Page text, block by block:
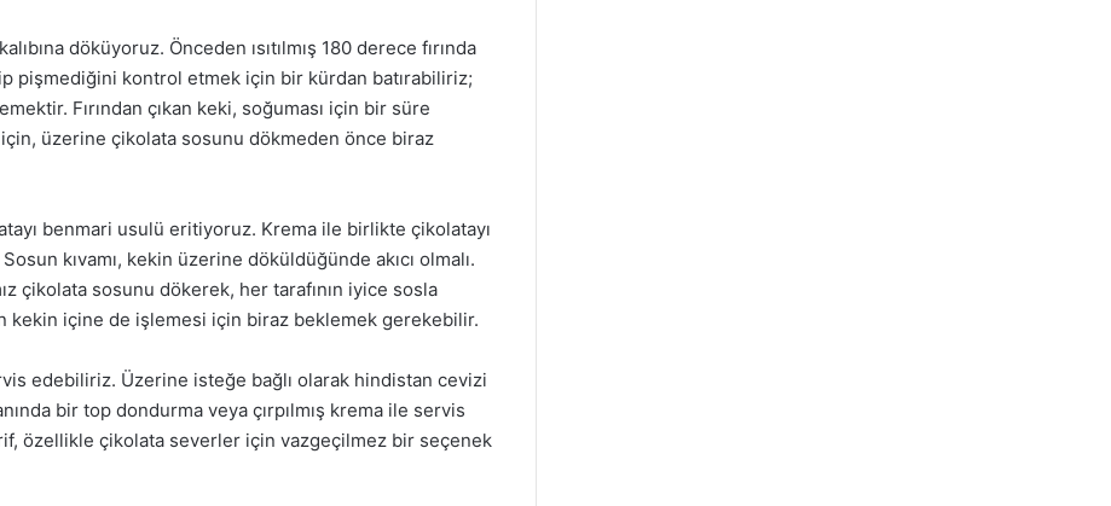
döküyoruz. Önceden ısıtılmış 180 derece fırında
pişmediğini kontrol etmek için bir kürdan batırabiliriz;
Fırından çıkan keki, soğuması için bir süre
için, üzerine çikolata sosunu dökmeden önce biraz
benmari usulü eritiyoruz. Krema ile birlikte çikolatayı
kıvamı, kekin üzerine döküldüğünde akıcı olmalı.
çikolata sosunu dökerek, her tarafının iyice sosla
kekin içine de işlemesi için biraz beklemek gerekebilir.
edebiliriz. Üzerine isteğe bağlı olarak hindistan cevizi
bir top dondurma veya çırpılmış krema ile servis
özellikle çikolata severler için vazgeçilmez bir seçenek